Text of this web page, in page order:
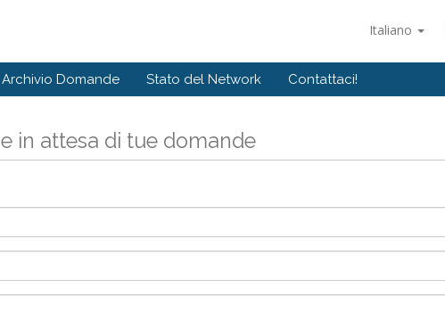
Italiano
Archivio Domande Stato del Network Contattaci!
in attesa di tue domande